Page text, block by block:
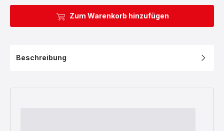
Zum Warenkorb hinzufügen
Beschreibung